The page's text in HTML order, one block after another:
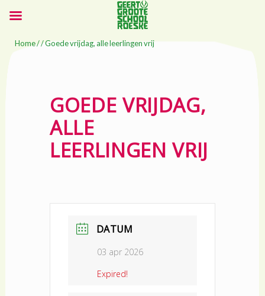
Home/ / Goede vrijdag, alle leerlingen vrij
GOEDE VRIJDAG,
ALLE
LEERLINGEN VRIJ
DATUM
03 apr 2026
Expired!